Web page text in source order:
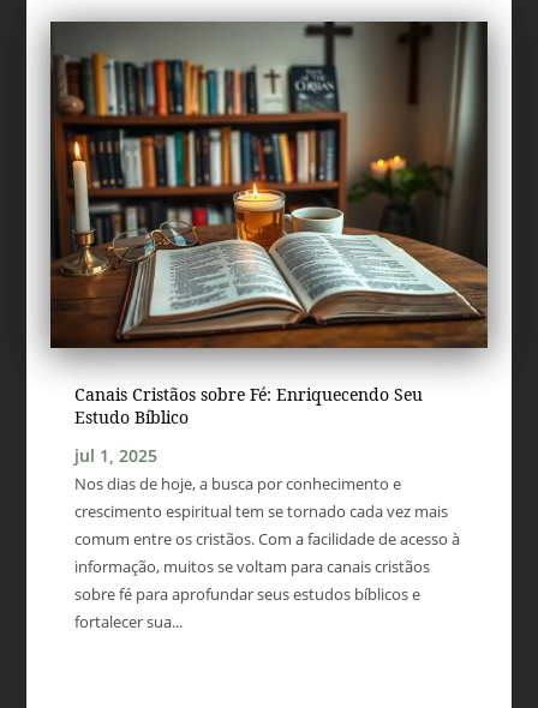
Canais Cristãos sobre Fé: Enriquecendo Seu
Estudo Bíblico
jul 1, 2025
Nos dias de hoje, a busca por conhecimento e
crescimento espiritual tem se tornado cada vez mais
comum entre os cristãos. Com a facilidade de acesso à
informação, muitos se voltam para canais cristãos
sobre fé para aprofundar seus estudos bíblicos e
fortalecer sua...